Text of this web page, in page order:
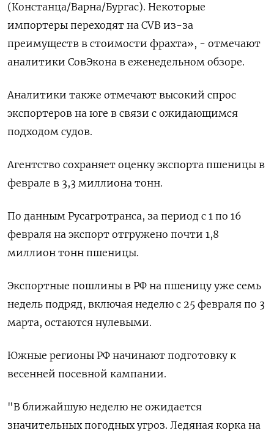
(Констанца/Варна/Бургас). Некоторые
импортеры переходят на CVB из-за
преимуществ в стоимости фрахта», - отмечают
аналитики СовЭкона в еженедельном ​обзоре.
Аналитики также отмечают высокий спрос
экспортеров на юге в связи с ожидающимся
подходом судов.
Агентство сохраняет оценку экспорта пшеницы в
феврале ‌в 3,3 миллиона тонн.
По данным Русагротранса, за период с 1 по 16
февраля на экспорт отгружено почти 1,8
миллион тонн пшеницы.
Экспортные пошлины в РФ на пшеницу уже семь
недель подряд, включая неделю с 25 февраля ​по 3
марта, остаются нулевыми.
Южные регионы ​РФ начинают подготовку к
весенней ‌посевной кампании.
"В ближайшую неделю не ожидается
значительных погодных угроз. Ледяная корка на